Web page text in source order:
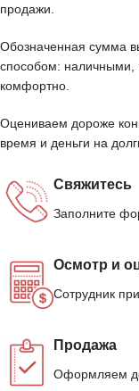
продажи.
Обозначенная сумма
способом: наличными,
комфортно.
Оцениваем дороже
время и деньги на
Свяжитесь
Заполните
Осмотр и
Сотрудник
Продажа
Оформляем